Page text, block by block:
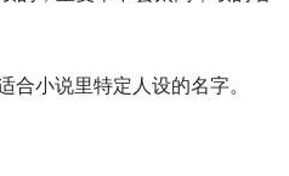
小说里特定人设的名字。